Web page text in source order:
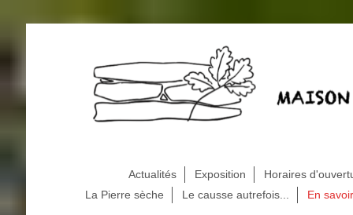
Actualités Exposition
Horaires
La Pierre sèche
Le causse autrefois... En